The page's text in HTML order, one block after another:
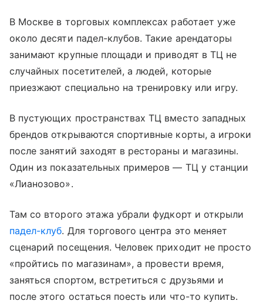
В Москве в торговых комплексах работает уже
около десяти падел-клубов. Такие арендаторы
занимают крупные площади и приводят в ТЦ не
случайных посетителей, а людей, которые
приезжают специально на тренировку или игру.
В пустующих пространствах ТЦ вместо западных
брендов открываются спортивные корты, а игроки
после занятий заходят в рестораны и магазины.
Один из показательных примеров — ТЦ у станции
«Лианозово».
Там со второго этажа убрали фудкорт и открыли
падел-клуб. Для торгового центра это меняет
сценарий посещения. Человек приходит не просто
«пройтись по магазинам», а провести время,
заняться спортом, встретиться с друзьями и
после этого остаться поесть или что-то купить.